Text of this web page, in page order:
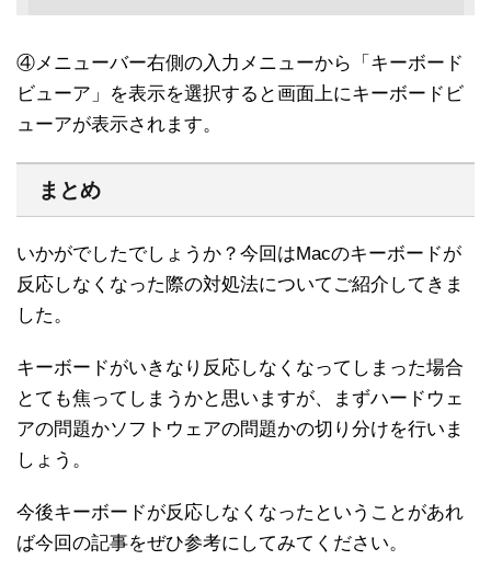
④メニューバー右側の入力メニューから「キーボード
ビューア」を表示を選択すると画面上にキーボードビ
ューアが表示されます。
まとめ
いかがでしたでしょうか？今回はMacのキーボードが
反応しなくなった際の対処法についてご紹介してきま
した。
キーボードがいきなり反応しなくなってしまった場合
とても焦ってしまうかと思いますが、まずハードウェ
アの問題かソフトウェアの問題かの切り分けを行いま
しょう。
今後キーボードが反応しなくなったということがあれ
ば今回の記事をぜひ参考にしてみてください。